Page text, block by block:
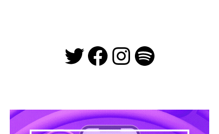
Twitter
Facebook
Instagram
Spotify